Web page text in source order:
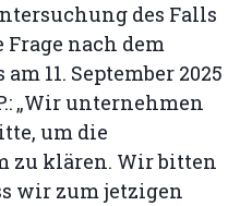
des Falls
Frage nach dem
11. September 2025
„Wir unternehmen
um die
zu klären. Wir bitten
wir zum jetzigen